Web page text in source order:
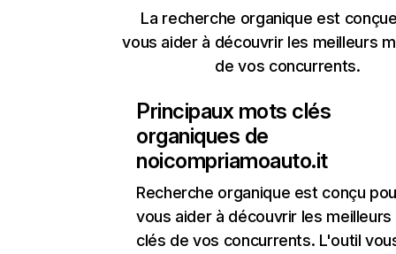
La recherche organique est
vous aider à découvrir les meilleurs
de vos concurrents.
Principaux mots clés
organiques de
noicompriamoauto.it
Recherche organique est conçu
vous aider à découvrir les
clés de vos concurrents. L'outil